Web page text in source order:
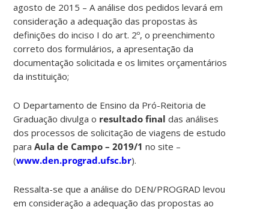
agosto de 2015 – A análise dos pedidos levará em
consideração a adequação das propostas às
definições do inciso I do art. 2º, o preenchimento
correto dos formulários, a apresentação da
documentação solicitada e os limites orçamentários
da instituição;
O Departamento de Ensino da Pró-Reitoria de
Graduação divulga o resultado final das análises
dos processos de solicitação de viagens de estudo
paraAula de Campo – 2019/1 no site –
(www.den.prograd.ufsc.br).
Ressalta-se que a análise do DEN/PROGRAD levou
em consideração a adequação das propostas ao